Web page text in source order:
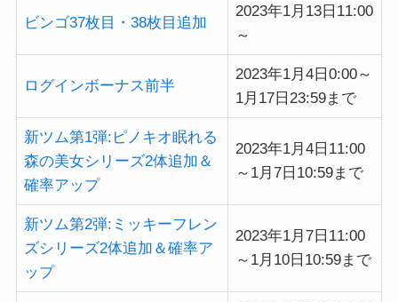
ビンゴ37枚目・38枚目追加
2023年1月13日11:00
～
ログインボーナス前半
2023年1月4日0:00～
1月17日23:59まで
新ツム第1弾:ピノキオ眠れる
森の美女シリーズ2体追加＆
確率アップ
2023年1月4日11:00
～1月7日10:59まで
新ツム第2弾:ミッキーフレン
ズシリーズ2体追加＆確率ア
ップ
2023年1月7日11:00
～1月10日10:59まで